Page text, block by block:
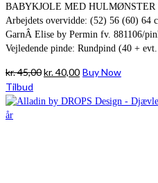
BABYKJOLE MED HULMØNSTER
Arbejdets overvidde: (52) 56 (60) 64
GarnÂ Elise by Permin fv. 881106/
Vejledende pinde: Rundpind (40 +
kr.45,00Den
pris
kr.40,00Den
pris
Buy Now
Tilbud